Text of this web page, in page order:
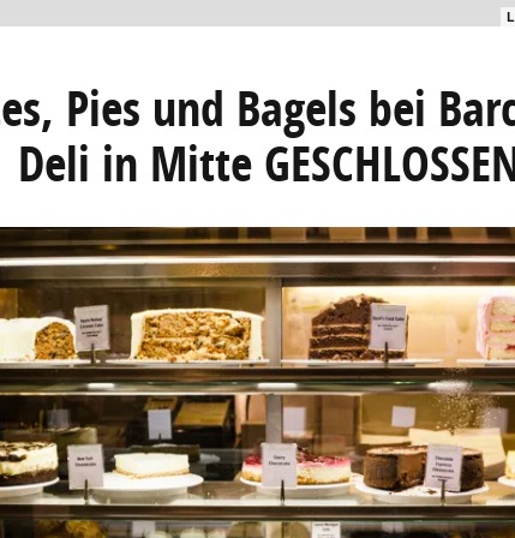
Pies und Bagels bei
Deli in Mitte